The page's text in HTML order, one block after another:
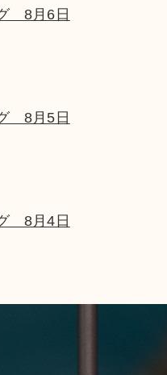
8月6日
8月5日
8月4日